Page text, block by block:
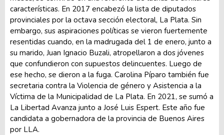
características. En 2017 encabezó la lista de diputados
provinciales por la octava sección electoral, La Plata. Sin
embargo, sus aspiraciones políticas se vieron fuertemente
resentidas cuando, en la madrugada del 1 de enero, junto a
su marido, Juan Ignacio Buzali, atropellaron a dos jóvenes
que confundieron con supuestos delincuentes. Luego de
ese hecho, se dieron a la fuga. Carolina Píparo también fue
secretaria contra la Violencia de género y Asistencia a la
Víctima de la Municipalidad de La Plata. En 2021, se sumó a
La Libertad Avanza junto a José Luis Espert. Este año fue
candidata a gobernadora de la provincia de Buenos Aires
por LLA.